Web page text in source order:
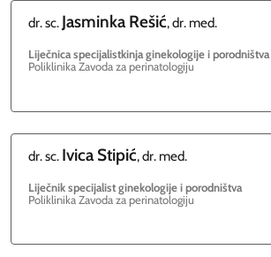
dr. sc. Jasminka Rešić, dr. med.
Liječnica specijalistkinja ginekologije i porodništva
Poliklinika Zavoda za perinatologiju
dr. sc. Ivica Stipić, dr. med.
Liječnik specijalist ginekologije i porodništva
Poliklinika Zavoda za perinatologiju